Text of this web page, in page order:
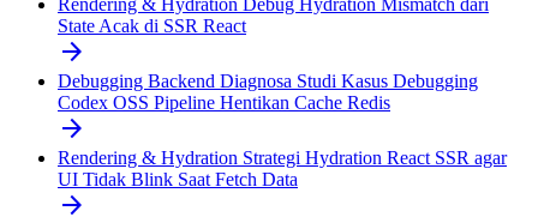
State Acak di SSR React
arrow_forward
Debugging Backend Diagnosa Studi Kasus Debugging
Codex OSS Pipeline Hentikan Cache Redis
arrow_forward
Rendering & Hydration Strategi Hydration React SSR agar
UI Tidak Blink Saat Fetch Data
arrow_forward